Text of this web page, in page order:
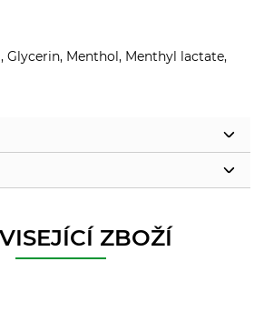
Glycerin, Menthol, Menthyl lactate,
ZBOŽÍ